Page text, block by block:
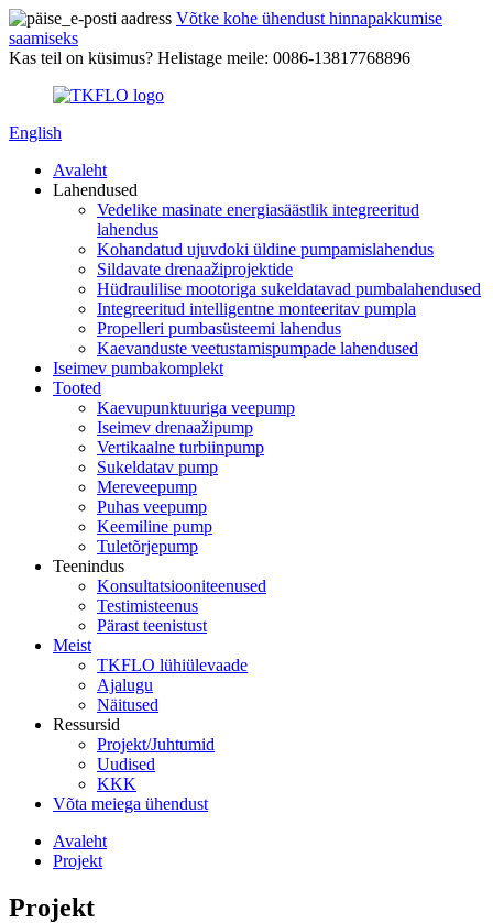
Võtke kohe ühendust hinnapakkumise
saamiseks
Kas teil on küsimus? Helistage meile: 0086-13817768896
English
Avaleht
Lahendused
Vedelike masinate energiasäästlik integreeritud
lahendus
Kohandatud ujuvdoki üldine pumpamislahendus
Sildavate drenaažiprojektide
Hüdraulilise mootoriga sukeldatavad pumbalahendused
Integreeritud intelligentne monteeritav pumpla
Propelleri pumbasüsteemi lahendus
Kaevanduste veetustamispumpade lahendused
Iseimev pumbakomplekt
Tooted
Kaevupunktuuriga veepump
Iseimev drenaažipump
Vertikaalne turbiinpump
Sukeldatav pump
Mereveepump
Puhas veepump
Keemiline pump
Tuletõrjepump
Teenindus
Konsultatsiooniteenused
Testimisteenus
Pärast teenistust
Meist
TKFLO lühiülevaade
Ajalugu
Näitused
Ressursid
Projekt/Juhtumid
Uudised
KKK
Võta meiega ühendust
Avaleht
Projekt
Projekt